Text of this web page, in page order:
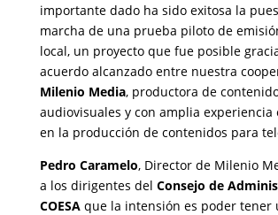
importante dado ha sido exitosa la
marcha de una prueba piloto de
local, un proyecto que fue posible
acuerdo alcanzado entre nuestra
Milenio Media, productora de
audiovisuales y con amplia experiencia
en la producción de contenidos para
Pedro Caramelo, Director de Milenio
a los dirigentes del Consejo de
COESAque la intensión es poder tener